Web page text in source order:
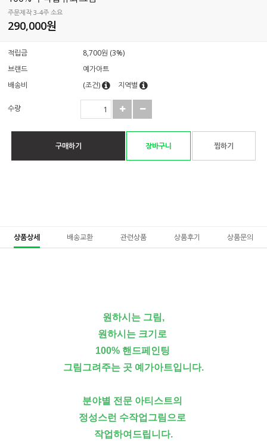
주문제작 3-4주 소요
290,000원
적립금
8,700원 (3%)
브랜드
예가아트
배송비
(조건) 지역별
수량
구매하기 장바구니 찜하기
상품상세 배송교환 관련상품 상품후기 상품문의
원하시는 그림,
원하시는 크기로
100% 핸드페인팅
그림그려주는 곳 예가아트입니다.
분야별 전문 아티스트의
정성스런 수작업그림으로
작업하여드립니다.